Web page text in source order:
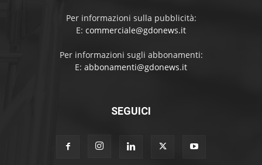
Per informazioni sulla pubblicità:
E: commerciale@gdonews.it
Per informazioni sugli abbonamenti:
E: abbonamenti@gdonews.it
SEGUICI